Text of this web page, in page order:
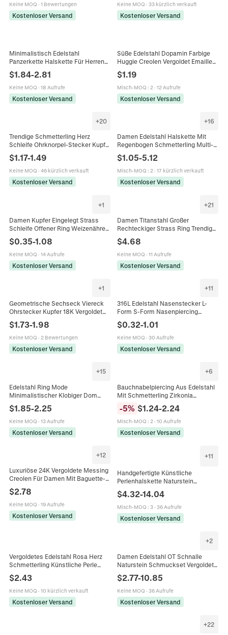
Keine MOQ · 1 Bewertungen
Kostenloser Versand
Ohrringe Mode Schmuck
Keine MOQ · 33 kürzlich verkauft
Kostenloser Versand
Minimalistisch Edelstahl
Panzerkette Halskette Für Herren
Damen 14k Gold Silber Überzogen
Basic Mode Schmuck Halskette
Geschenk
$1.84-2.81
Keine MOQ · 18 Aufrufe
Kostenloser Versand
Süße Edelstahl Dopamin Farbige
Huggie Creolen Vergoldet Emaille
Tropfen Öl Runde Geometrische
Ohrringe Für Damen Schmuck
$1.19
Misch-MOQ : 2· 12 Aufrufe
Kostenloser Versand
+20
Trendige Schmetterling Herz
Schleife Ohrknorpel-Stecker Kupfer
Strass Helix Piercing Schmuck Für
Damen Mode Alltags-Accessoires
$1.17-1.49
Keine MOQ · 46 kürzlich verkauft
Kostenloser Versand
+16
Damen Edelstahl Halskette Mit
Regenbogen Schmetterling Multi-
Anhänger Süße Künstliche Perle
Strass Schlüsselbeinkette
Schmuck
$1.05-5.12
Misch-MOQ : 2· 17 kürzlich verkauft
Kostenloser Versand
+1
Damen Kupfer Eingelegt Strass
Schleife Offener Ring Weizenähre
Mode Ins Schmuck Geschenk
$0.35-1.08
Keine MOQ · 14 Aufrufe
Kostenloser Versand
+21
Damen Titanstahl Großer
Rechteckiger Strass Ring Trendig
Schmuck Mode Accessoire
$4.68
Keine MOQ · 11 Aufrufe
Kostenloser Versand
+1
Geometrische Sechseck Viereck
Ohrstecker Kupfer 18K Vergoldet
Eingelegt Zirkonia Mit 925
Sterlingsilber Stift Damen
Schmuck
$1.73-1.98
Keine MOQ · 2 Bewertungen
Kostenloser Versand
+11
316L Edelstahl Nasenstecker L-
Form S-Form Nasenpiercing
Schmuck Für Damen Herren Strass
Eingelegter Nasenring Gebogen
$0.32-1.01
Keine MOQ · 30 Aufrufe
Kostenloser Versand
+15
Edelstahl Ring Mode
Minimalistischer Klobiger Dom
Poliert Geometrischer Statement
Schmuck
$1.85-2.25
Keine MOQ · 13 Aufrufe
Kostenloser Versand
+6
Bauchnabelpiercing Aus Edelstahl
Mit Schmetterling Zirkonia
Damen Mode Körperdekoration
-5% $1.24-2.24
Misch-MOQ : 2· 10 Aufrufe
Kostenloser Versand
+12
Luxuriöse 24K Vergoldete Messing
Creolen Für Damen Mit Baguette-
Schliff AAA Zirkonia Eingelegte
Handgefertigte Modeschmuck
Geschenk
$2.78
Keine MOQ · 19 Aufrufe
Kostenloser Versand
+11
Handgefertigte Künstliche
Perlenhalskette Naturstein
Künstliche Perle Titanstahl Boheme
Vintage Nische Ästhetik Schmuck
Für Frauen
$4.32-14.04
Misch-MOQ : 3· 36 Aufrufe
Kostenloser Versand
Vergoldetes Edelstahl Rosa Herz
Schmetterling Künstliche Perle
Verstellbar Mode Schmuck
Geschenk
$2.43
Keine MOQ · 10 kürzlich verkauft
Kostenloser Versand
+2
Damen Edelstahl OT Schnalle
Naturstein Schmuckset Vergoldet
Armband Ohrringe Party Schmuck
$2.77-10.85
Keine MOQ · 36 Aufrufe
Kostenloser Versand
+22